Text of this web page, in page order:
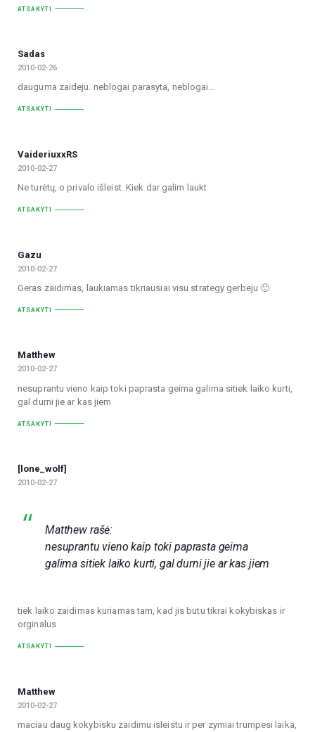
ATSAKYTI
Sadas
2010-02-26
dauguma zaideju. neblogai parasyta, neblogai…
ATSAKYTI
VaideriuxxRS
2010-02-27
Ne turėtų, o privalo išleist. Kiek dar galim laukt
ATSAKYTI
Gazu
2010-02-27
Geras zaidimas, laukiamas tikriausiai visu strategy gerbeju 🙂
ATSAKYTI
Matthew
2010-02-27
nesuprantu vieno kaip toki paprasta geima galima sitiek laiko kurti,
gal durni jie ar kas jiem
ATSAKYTI
[lone_wolf]
2010-02-27
Matthew rašė:
nesuprantu vieno kaip toki paprasta geima
galima sitiek laiko kurti, gal durni jie ar kas jiem
tiek laiko zaidimas kuriamas tam, kad jis butu tikrai kokybiskas ir
orginalus
ATSAKYTI
Matthew
2010-02-27
maciau daug kokybisku zaidimu isleistu ir per zymiai trumpesi laika,